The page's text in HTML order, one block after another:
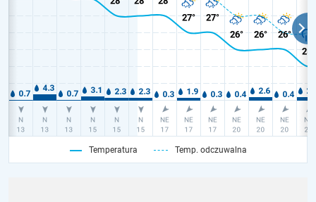
Temperatura Temp. odczuwalna